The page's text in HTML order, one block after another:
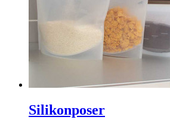
Silikonposer